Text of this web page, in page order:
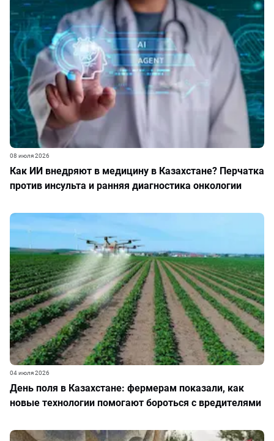
Как ИИ внедряют в медицину в Казахстане? Перчатка
против инсульта и ранняя диагностика онкологии
08 июля 2026
День поля в Казахстане: фермерам показали, как
новые технологии помогают бороться с вредителями
04 июля 2026